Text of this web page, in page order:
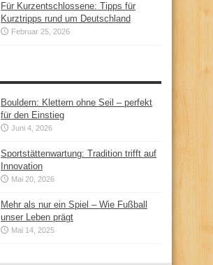
Für Kurzentschlossene: Tipps für
Kurztripps rund um Deutschland
Februar 25, 2026
Bouldern: Klettern ohne Seil – perfekt
für den Einstieg
Juni 4, 2026
Sportstättenwartung: Tradition trifft auf
Innovation
Mai 20, 2026
Mehr als nur ein Spiel – Wie Fußball
unser Leben prägt
Mai 14, 2025